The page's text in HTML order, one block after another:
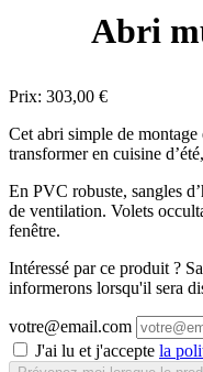
Abri
Prix: 303,00 €
Cet abri simple de
transformer en cuisine
En PVC robuste, sangles
de ventilation. Volets
fenêtre.
Intéressé par ce produit ?
informerons lorsqu'il sera
votre@email.com
J'ai lu et j'accepte la